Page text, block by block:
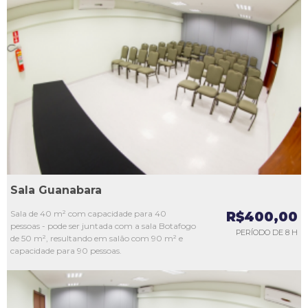
L4
L5
Sala Guanabara
Sala de 40 m² com capacidade para 40
pessoas - pode ser juntada com a sala Botafogo
de 50 m², resultando em salão com 90 m² e
capacidade para 90 pessoas.
R$400,00
PERÍODO DE 8 H